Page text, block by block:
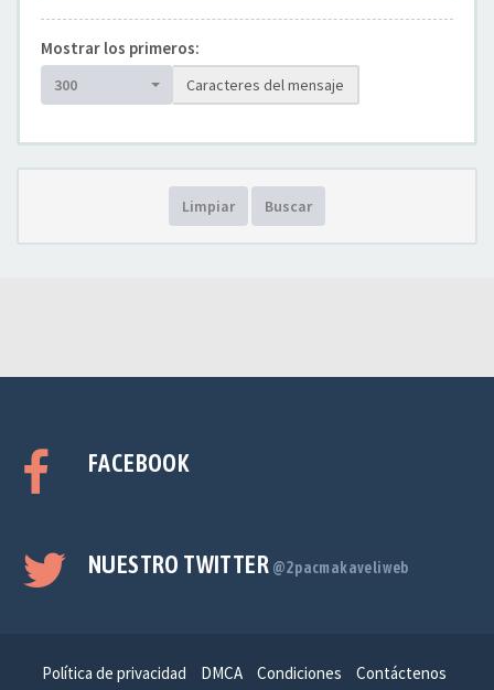
Mostrar los primeros:
300 Caracteres del mensaje
Limpiar Buscar
FACEBOOK
NUESTRO TWITTER @2pacmakaveliweb
Política de privacidad DMCA Condiciones Contáctenos